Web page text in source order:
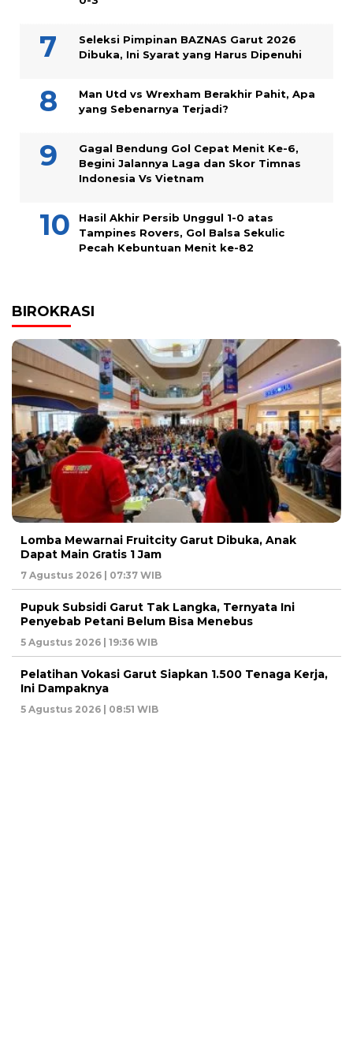
Seleksi Pimpinan BAZNAS Garut 2026
Dibuka, Ini Syarat yang Harus Dipenuhi
Man Utd vs Wrexham Berakhir Pahit, Apa
yang Sebenarnya Terjadi?
Gagal Bendung Gol Cepat Menit Ke-6,
Begini Jalannya Laga dan Skor Timnas
Indonesia Vs Vietnam
Hasil Akhir Persib Unggul 1-0 atas
Tampines Rovers, Gol Balsa Sekulic
Pecah Kebuntuan Menit ke-82
BIROKRASI
Lomba Mewarnai Fruitcity Garut Dibuka, Anak
Dapat Main Gratis 1 Jam
7 Agustus 2026 | 07:37 WIB
Pupuk Subsidi Garut Tak Langka, Ternyata Ini
Penyebab Petani Belum Bisa Menebus
5 Agustus 2026 | 19:36 WIB
Pelatihan Vokasi Garut Siapkan 1.500 Tenaga Kerja,
Ini Dampaknya
5 Agustus 2026 | 08:51 WIB